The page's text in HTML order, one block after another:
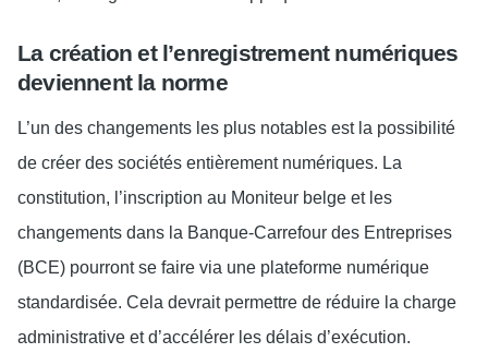
La création et l’enregistrement numériques
deviennent la norme
L’un des changements les plus notables est la possibilité
de créer des sociétés entièrement numériques. La
constitution, l’inscription au Moniteur belge et les
changements dans la Banque-Carrefour des Entreprises
(BCE) pourront se faire via une plateforme numérique
standardisée. Cela devrait permettre de réduire la charge
administrative et d’accélérer les délais d’exécution.